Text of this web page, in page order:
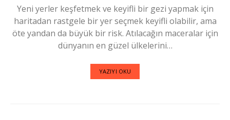
Yeni yerler keşfetmek ve keyifli bir gezi yapmak için
haritadan rastgele bir yer seçmek keyifli olabilir, ama
öte yandan da büyük bir risk. Atılacağın maceralar için
dünyanın en güzel ülkelerini…
YAZIYI OKU